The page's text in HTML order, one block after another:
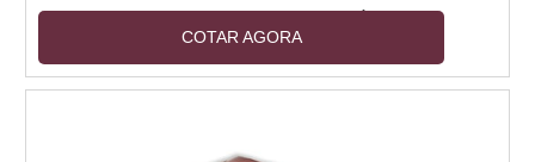
30x30cm a 1x1m. Estrutura montável com
encaixe ou imã, opcional com base em aço ou
rodízios. Iluminação LED integrada (12V).
COTAR AGORA